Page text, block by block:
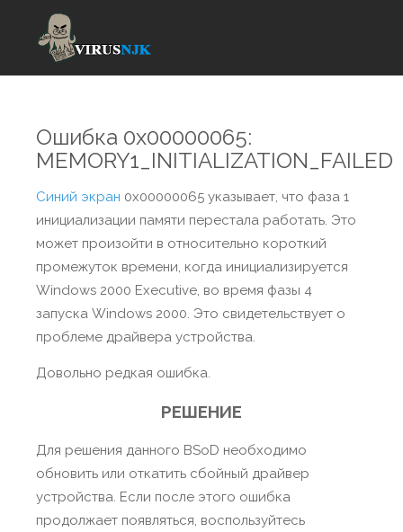
Ошибка 0x00000065:
MEMORY1_INITIALIZATION_FAILED
Синий экран 0x00000065 указывает, что фаза 1
инициализации памяти перестала работать. Это
может произойти в относительно короткий
промежуток времени, когда инициализируется
Windows 2000 Executive, во время фазы 4
запуска Windows 2000. Это свидетельствует о
проблеме драйвера устройства.
Довольно редкая ошибка.
РЕШЕНИЕ
Для решения данного BSoD необходимо
обновить или откатить сбойный драйвер
устройства. Если после этого ошибка
продолжает появляться, воспользуйтесь